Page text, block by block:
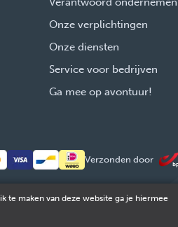
Onze verplichtingen
Onze diensten
Service voor bedrijven
Ga mee op avontuur!
Verzonden door
0551.965.335 Powered byTilroy.
te maken van deze website ga je hiermee